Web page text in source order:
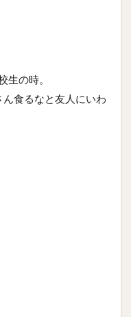
生の時。
食るなと友人にいわ